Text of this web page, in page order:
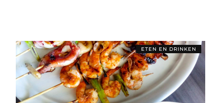
ETEN EN DRINKEN